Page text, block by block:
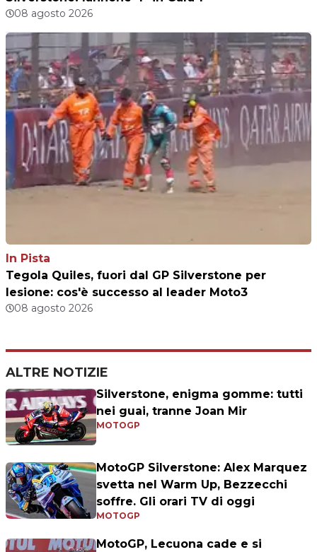
08 agosto 2026
In Pista
Tegola Quiles, fuori dal GP Silverstone per
lesione: cos'è successo al leader Moto3
08 agosto 2026
ALTRE NOTIZIE
Silverstone, enigma gomme: tutti
nei guai, tranne Joan Mir
MOTOGP
MotoGP Silverstone: Alex Marquez
svetta nel Warm Up, Bezzecchi
soffre. Gli orari TV di oggi
MOTOGP
MotoGP, Lecuona cade e si